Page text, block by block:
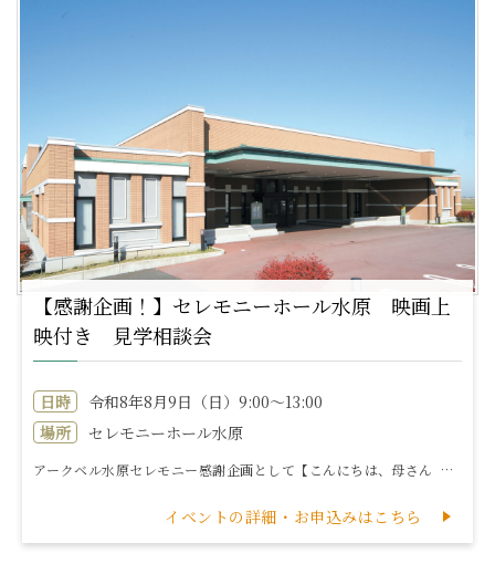
【感謝企画！】セレモニーホール水原 映画上
映付き 見学相談会
日時
令和8年8月9日（日）9:00～13:00
場所
セレモニーホール水原
アークベル水原セレモニー感謝企画として【こんにちは、母さん Mom,Is That You?!】の映画上映会をセレモニーホール水原で開催い...
イベントの詳細・お申込みはこちら